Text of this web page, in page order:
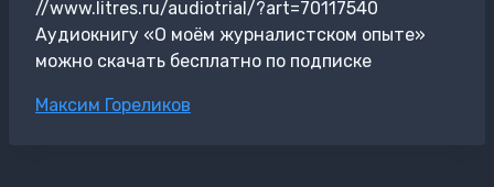
//www.litres.ru/audiotrial/?art=70117540
Аудиокнигу «О моём журналистском опыте»
можно скачать бесплатно по подписке
Метки
Максим Гореликов